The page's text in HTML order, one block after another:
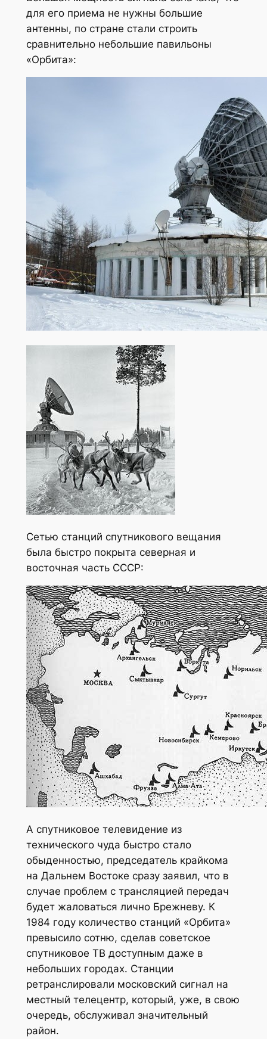
для его приема не нужны большие
антенны, по стране стали строить
сравнительно небольшие павильоны
«Орбита»:
Сетью станций спутникового вещания
была быстро покрыта северная и
восточная часть СССР:
А спутниковое телевидение из
технического чуда быстро стало
обыденностью, председатель крайкома
на Дальнем Востоке сразу заявил, что в
случае проблем с трансляцией передач
будет жаловаться лично Брежневу. К
1984 году количество станций «Орбита»
превысило сотню, сделав советское
спутниковое ТВ доступным даже в
небольших городах. Станции
ретранслировали московский сигнал на
местный телецентр, который, уже, в свою
очередь, обслуживал значительный
район.